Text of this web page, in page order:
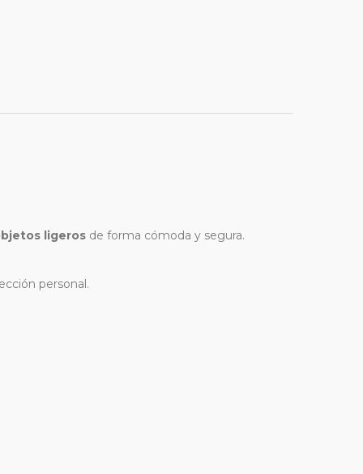
ligeros de forma cómoda y segura.
personal.